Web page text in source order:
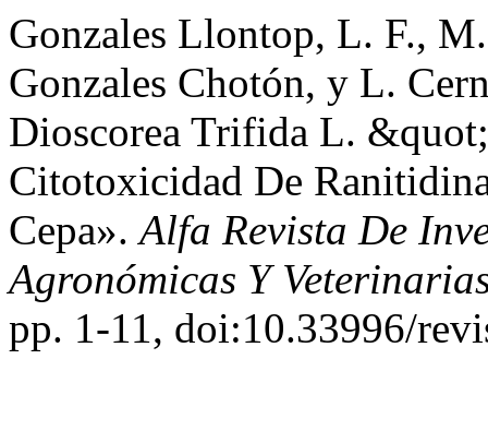
Gonzales Llontop, L. F.,
Gonzales Chotón, y L.
Dioscorea Trifida L.
Citotoxicidad De
Cepa».Alfa Revista De
Agronómicas Y
pp. 1-11, doi:10.33996/